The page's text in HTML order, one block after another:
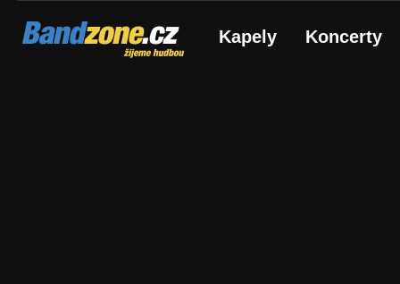
Bandzone.cz
žijeme hudbou Kapely Koncerty